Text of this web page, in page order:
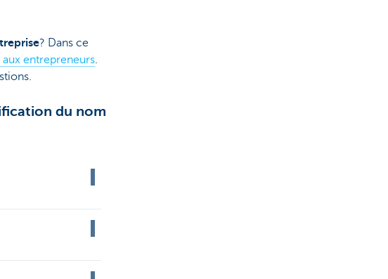
? Dans ce
aux entrepreneurs.
du nom